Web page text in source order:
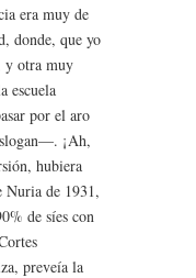
era muy de
donde, que yo
y otra muy
escuela
por el aro
¡Ah,
hubiera
Nuria de 1931,
de síes con
preveía la